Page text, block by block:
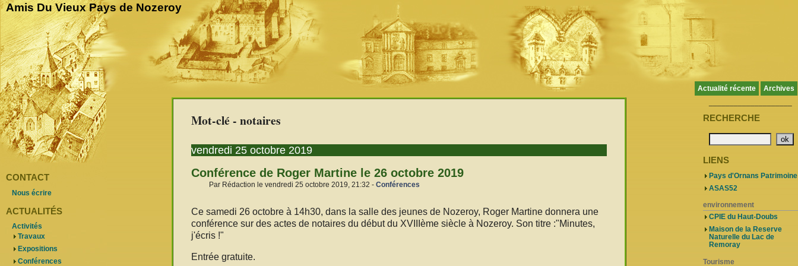
Amis Du Vieux Pays de Nozeroy
Actualité récente Archives
Mot-clé - notaires
vendredi 25 octobre 2019
Conférence de Roger Martine le 26 octobre 2019
Par Rédaction le vendredi 25 octobre 2019, 21:32 - Conférences
Ce samedi 26 octobre à 14h30, dans la salle des jeunes de Nozeroy, Roger Martine donnera une
conférence sur des actes de notaires du début du XVIIIème siècle à Nozeroy. Son titre :"Minutes,
j'écris !"
Entrée gratuite.
CONTACT
Nous écrire
ACTUALITÉS
Activités
Travaux
Expositions
Conférences
RECHERCHE
LIENS
Pays d'Ornans Patrimoine
ASAS52
environnement
CPIE du Haut-Doubs
Maison de la Reserve
Naturelle du Lac de
Remoray
Tourisme